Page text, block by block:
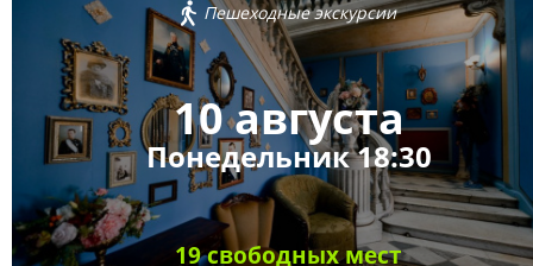
Пешеходные экскурсии
10 августа
Понедельник 18:30
19 свободных мест